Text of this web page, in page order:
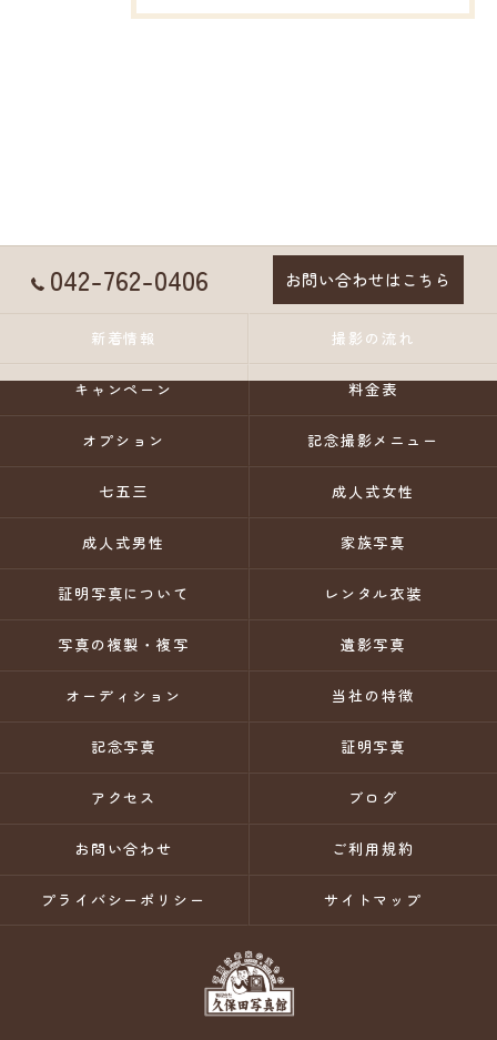
042-762-0406 お問い合わせはこちら
新着情報 撮影の流れ
キャンペーン 料金表
オプション 記念撮影メニュー
七五三 成人式女性
成人式男性 家族写真
証明写真について レンタル衣装
写真の複製・複写 遺影写真
オーディション 当社の特徴
記念写真 証明写真
アクセス ブログ
お問い合わせ ご利用規約
プライバシーポリシー サイトマップ